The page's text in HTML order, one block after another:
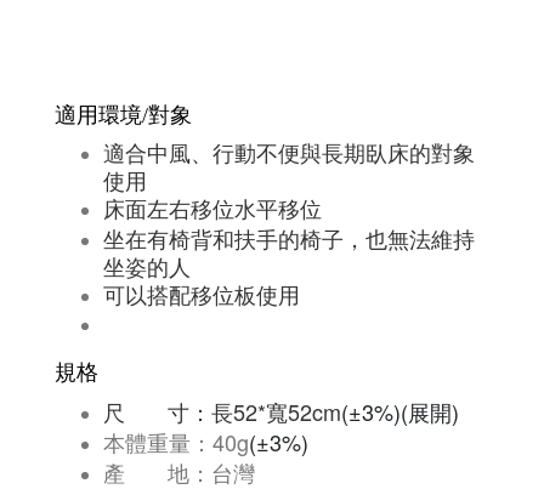
適用環境/對象
適合中風、行動不便與長期臥床的對象
使用
床面左右移位水平移位
坐在有椅背和扶手的椅子，也無法維持
坐姿的人
可以搭配移位板使用
規格
尺 寸：長52*寬52cm(±3%)(展開)
本體重量：40g(±3%)
產 地：台灣